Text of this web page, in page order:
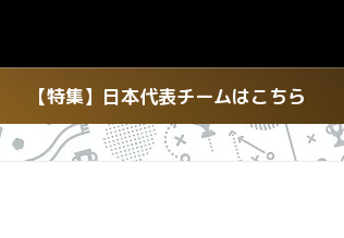
【特集】日本代表チームはこちら